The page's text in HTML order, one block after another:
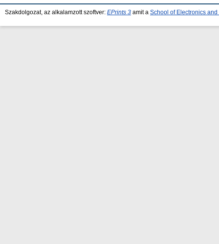
Szakdolgozat, az alkalamzott szoftver: EPrints 3 amit a School of Electronics